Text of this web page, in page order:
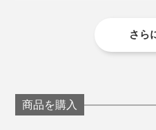
産発想ではなく、下地から
ィーにこだわった製品とのこ
さら
商品を購入